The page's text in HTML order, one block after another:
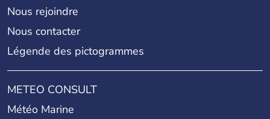
Nous rejoindre
Nous contacter
Légende des pictogrammes
METEO CONSULT
Météo Marine